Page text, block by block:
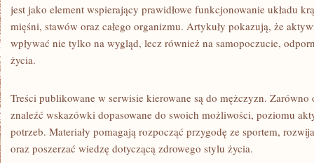
jest jako element wspierający prawidłowe funkcjonowanie układu
mięśni, stawów oraz całego organizmu. Artykuły pokazują, że
wpływać nie tylko na wygląd, lecz również na samopoczucie,
życia.
Treści publikowane w serwisie kierowane są do mężczyzn. Zarówno
znaleźć wskazówki dopasowane do swoich możliwości, poziomu
potrzeb. Materiały pomagają rozpocząć przygodę ze sportem,
oraz poszerzać wiedzę dotyczącą zdrowego stylu życia.